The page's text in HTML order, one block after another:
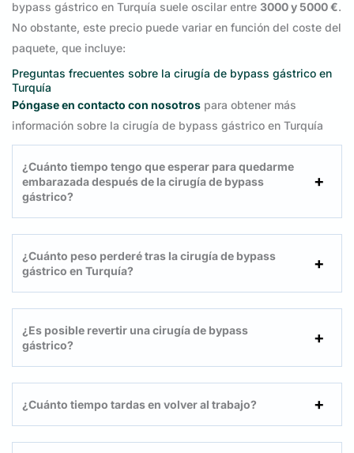
bypass gástrico en Turquía suele oscilar entre 3000 y 5000 €.
No obstante, este precio puede variar en función del coste del
paquete, que incluye:
Preguntas frecuentes sobre la cirugía de bypass gástrico en
Turquía
Póngase en contacto con nosotros para obtener más
información sobre la cirugía de bypass gástrico en Turquía
¿Cuánto tiempo tengo que esperar para quedarme
embarazada después de la cirugía de bypass
gástrico?
¿Cuánto peso perderé tras la cirugía de bypass
gástrico en Turquía?
¿Es posible revertir una cirugía de bypass
gástrico?
¿Cuánto tiempo tardas en volver al trabajo?